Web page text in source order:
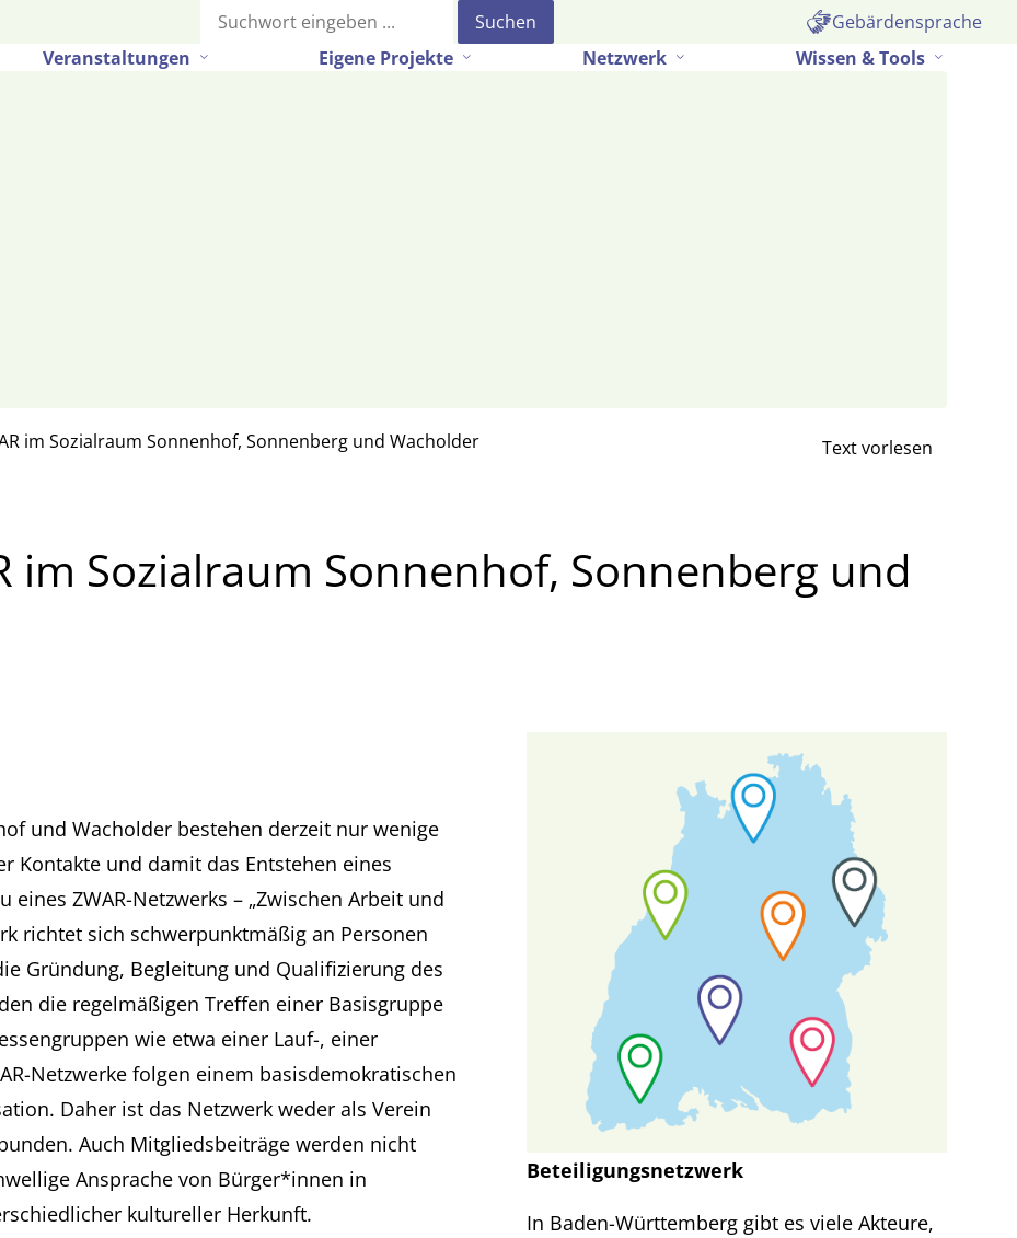
Suche
Gebärdensprache
Veranstaltungen Eigene Projekte Netzwerk Wissen & Tools
im Sozialraum Sonnenhof, Sonnenberg und Wacholder
im Sozialraum Sonnenhof, Sonnenberg und
und Wacholder bestehen derzeit nur wenige
Kontakte und damit das Entstehen eines
ZWAR-Netzwerks – „Zwischen Arbeit und
richtet sich schwerpunktmäßig an Personen
Gründung, Begleitung und Qualifizierung des
die regelmäßigen Treffen einer Basisgruppe
wie etwa einer Lauf-, einer
Netzwerke folgen einem basisdemokratischen
Daher ist das Netzwerk weder als Verein
Auch Mitgliedsbeiträge werden nicht
Ansprache von Bürger*innen in
kultureller Herkunft.
Beteiligungsnetzwerk
In Baden-Württemberg gibt es viele Akteure,